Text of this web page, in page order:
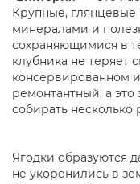
Крупные,
минералами и
сохраняющимися в
клубника не теряет
консервированном
ремонтантный, а
собирать несколько
Ягодки образуются
не укоренились в